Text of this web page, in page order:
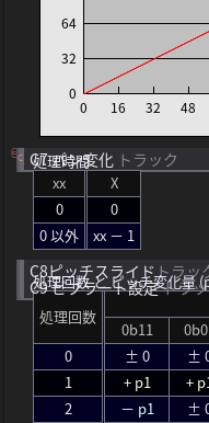
C7パン変化 トラック
C
C
C
処理時間
xx
X
0
0
0 以外
xx － 1
C8ピッチスライドトラッ
C9ビブラート設定トラ
処理回数 と ピッチ変化量
処理回数
0b11
0
± 0 ±
1
+ p1 +
2
－ p1 ±